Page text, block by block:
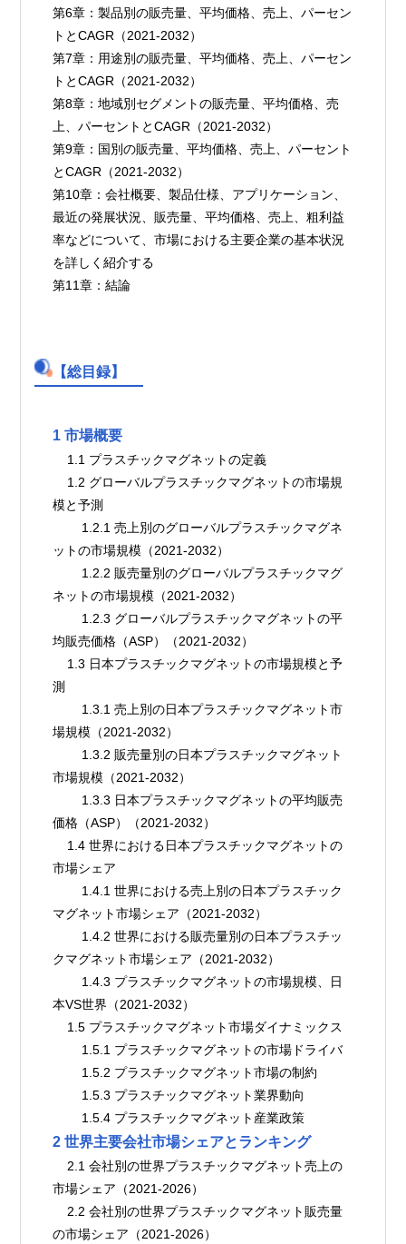
第6章：製品別の販売量、平均価格、売上、パーセン
トとCAGR（2021-2032）
第7章：用途別の販売量、平均価格、売上、パーセン
トとCAGR（2021-2032）
第8章：地域別セグメントの販売量、平均価格、売
上、パーセントとCAGR（2021-2032）
第9章：国別の販売量、平均価格、売上、パーセント
とCAGR（2021-2032）
第10章：会社概要、製品仕様、アプリケーション、
最近の発展状況、販売量、平均価格、売上、粗利益
率などについて、市場における主要企業の基本状況
を詳しく紹介する
第11章：結論
【総目録】
1 市場概要
    1.1 プラスチックマグネットの定義
模と予測
ットの市場規模（2021-2032）
ネットの市場規模（2021-2032）
均販売価格（ASP）（2021-2032）
測
場規模（2021-2032）
市場規模（2021-2032）
価格（ASP）（2021-2032）
市場シェア
マグネット市場シェア（2021-2032）
クマグネット市場シェア（2021-2032）
本VS世界（2021-2032）
    1.5 プラスチックマグネット市場ダイナミックス
        1.5.1 プラスチックマグネットの市場ドライバ
        1.5.2 プラスチックマグネット市場の制約
        1.5.3 プラスチックマグネット業界動向
        1.5.4 プラスチックマグネット産業政策
2 世界主要会社市場シェアとランキング
市場シェア（2021-2026）
の市場シェア（2021-2026）